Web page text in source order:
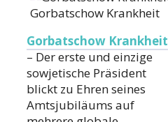
Gorbatschow Krankheit
Gorbatschow Krankheit
– Der erste und einzige
sowjetische Präsident
blickt zu Ehren seines
Amtsjubiläums auf